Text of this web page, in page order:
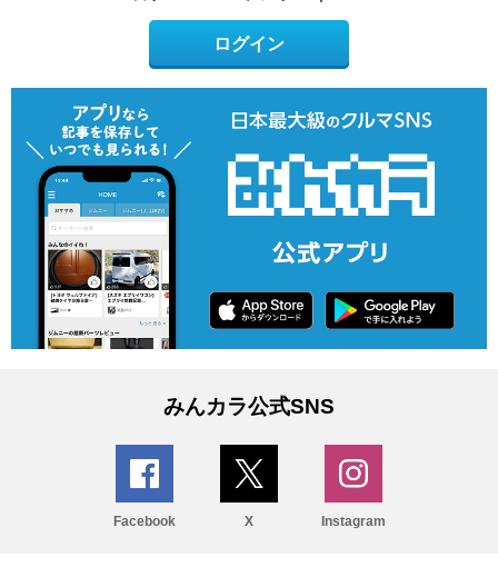
ログイン
みんカラ公式SNS
Facebook X Instagram